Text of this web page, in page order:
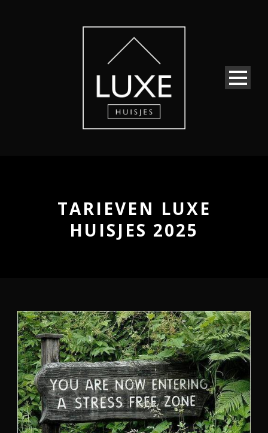
TARIEVEN LUXE
HUISJES 2025